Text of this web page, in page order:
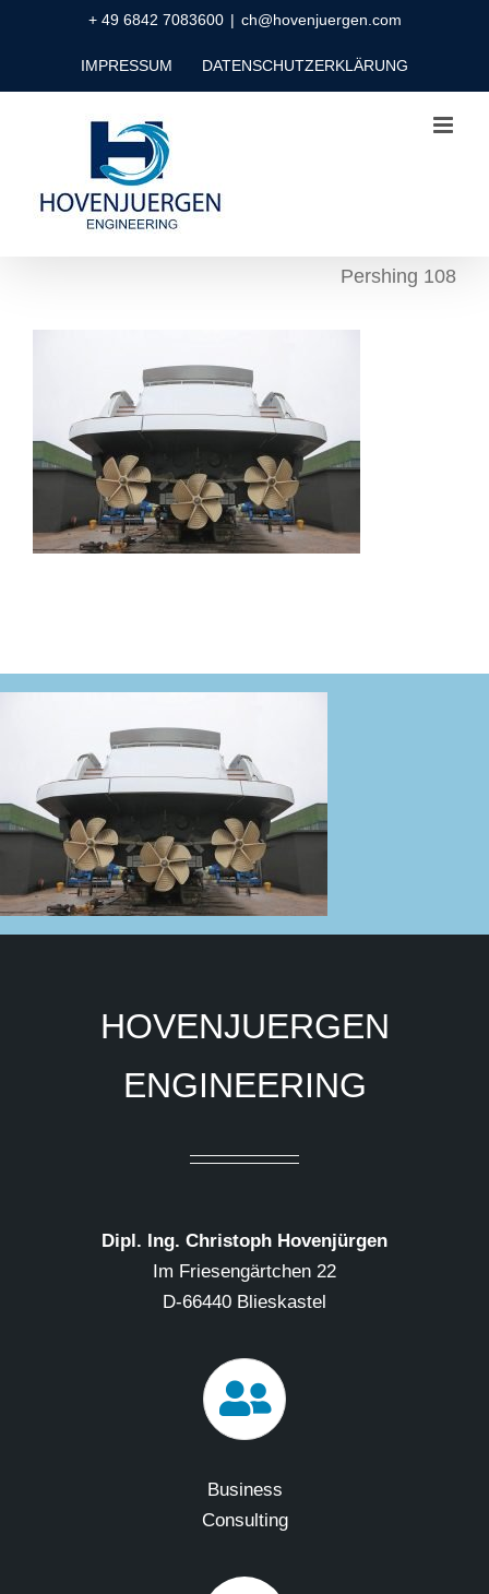
+ 49 6842 7083600 | ch@hovenjuergen.com
IMPRESSUM DATENSCHUTZERKLÄRUNG
Pershing 108
HOVENJUERGEN
ENGINEERING
Dipl. Ing. Christoph Hovenjürgen
Im Friesengärtchen 22
D-66440 Blieskastel
Business
Consulting